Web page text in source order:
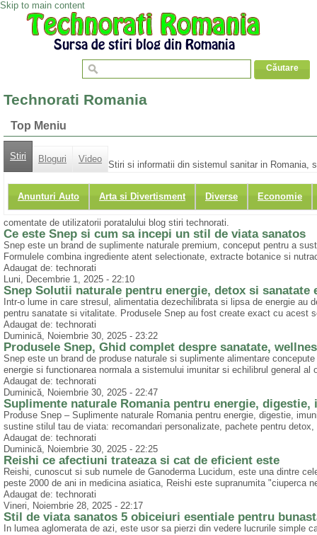
Skip to main content
Technorati Romania
Top Meniu
Stiri Bloguri Video
Anunturi Auto Arta si Divertisment Diverse Economie
Stiri si informatii din sistemul sanitar in Romania,
comentate de utilizatorii poratalului blog stiri technorati.
Ce este Snep si cum sa incepi un stil de viata sanatos
Snep este un brand de suplimente naturale premium, conceput pentru a
Formulele combina ingrediente atent selectionate, extracte botanice si
Adaugat de: technorati
Luni, Decembrie 1, 2025 - 22:10
Snep Solutii naturale pentru energie, detox si sanatate
Intr-o lume in care stresul, alimentatia dezechilibrata si lipsa de energie
pentru sanatate si vitalitate. Produsele Snep au fost create exact cu acest
Adaugat de: technorati
Duminică, Noiembrie 30, 2025 - 23:22
Produsele Snep, Ghid complet despre sanatate,
Snep este un brand de produse naturale si suplimente alimentare
energie si functionarea normala a sistemului imunitar si echilibrul general al
Adaugat de: technorati
Duminică, Noiembrie 30, 2025 - 22:47
Suplimente naturale Romania pentru energie,
Produse Snep – Suplimente naturale Romania pentru energie, digestie,
sustine stilul tau de viata: recomandari personalizate, pachete pentru
Adaugat de: technorati
Duminică, Noiembrie 30, 2025 - 22:25
Reishi ce afectiuni trateaza si cat de eficient este
Reishi, cunoscut si sub numele de Ganoderma Lucidum, este una dintre
peste 2000 de ani in medicina asiatica, Reishi este supranumita "ciuperca
Adaugat de: technorati
Vineri, Noiembrie 28, 2025 - 22:17
Stil de viata sanatos 5 obiceiuri esentiale pentru
In lumea aglomerata de azi, este usor sa pierzi din vedere lucrurile simple